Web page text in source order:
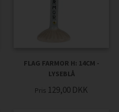
FLAG FARMOR H: 14CM -
LYSEBLÅ
Pris 129,00 DKK